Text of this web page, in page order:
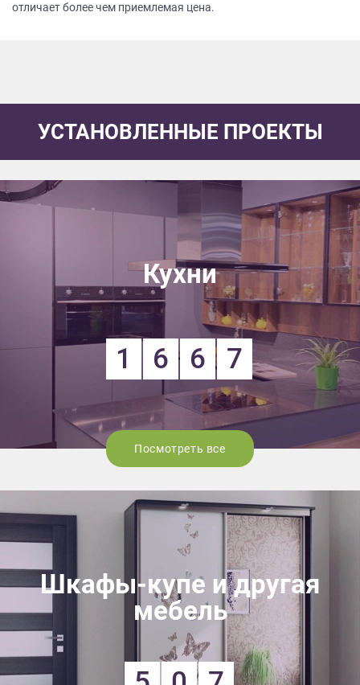
отличает более чем приемлемая цена.
УСТАНОВЛЕННЫЕ ПРОЕКТЫ
Кухни
1 6 6 7
Посмотреть все
Шкафы-купе и другая
мебель